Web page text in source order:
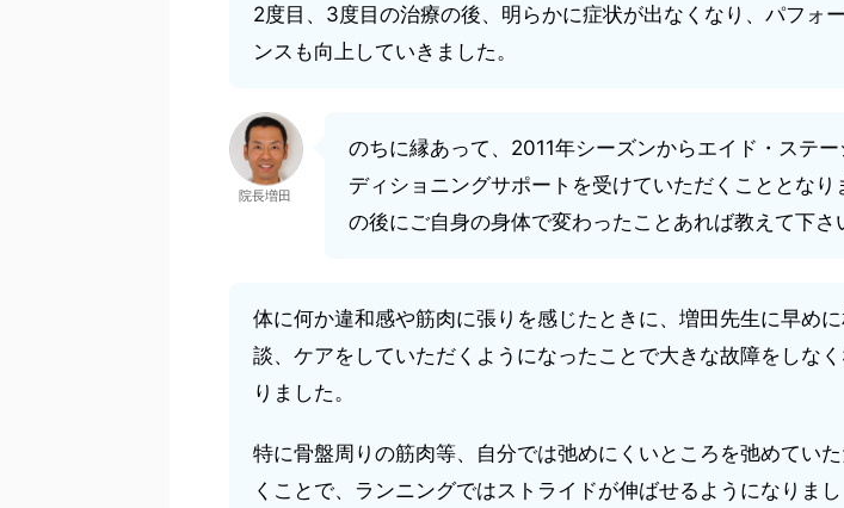
2度目、3度目の治療の後、明らかに症状が出なくなり、パフォ
ンスも向上していきました。
院長増田
のちに縁あって、2011年シーズンからエイド・ステ
ディショニングサポートを受けていただくこととなり
の後にご自身の身体で変わったことあれば教えて下さ
体に何か違和感や筋肉に張りを感じたときに、増田先生に早め
談、ケアをしていただくようになったことで大きな故障をしな
りました。
特に骨盤周りの筋肉等、自分では弛めにくいところを弛めてい
くことで、ランニングではストライドが伸ばせるようになりまし